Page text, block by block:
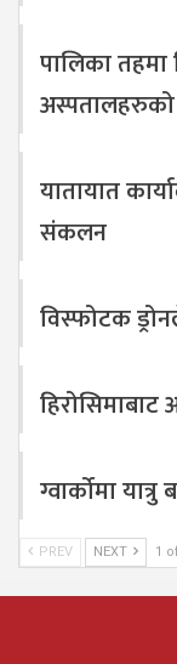
पालिका तहमा
अस्पतालहरुको
यातायात
संकलन
विस्फोटक
ग्वार्कोमा
PREV NEXT 1